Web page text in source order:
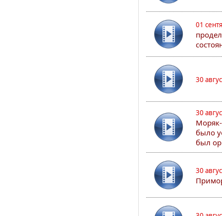
01
30
30
было
был
30